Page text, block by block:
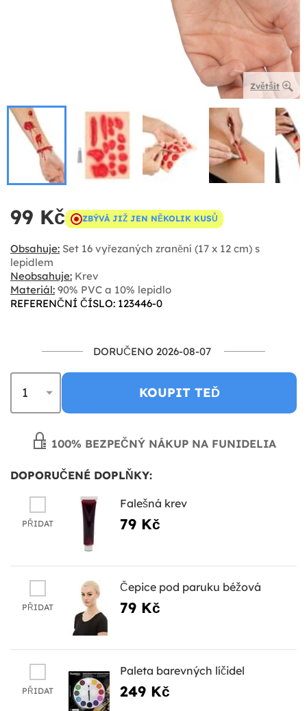
Zvětšit
99 Kč ZBÝVÁ JIŽ JEN NĚKOLIK KUSŮ
Obsahuje: Set 16 vyřezaných zranění (17 x 12 cm) s
lepidlem
Neobsahuje: Krev
Materiál: 90% PVC a 10% lepidlo
REFERENČNÍ ČÍSLO: 123446-0
DORUČENO 2026-08-07
KOUPIT TEĎ
100% BEZPEČNÝ NÁKUP NA FUNIDELIA
DOPORUČENÉ DOPLŇKY:
PŘIDAT
Falešná krev
79 Kč
PŘIDAT
Čepice pod paruku béžová
79 Kč
PŘIDAT
Paleta barevných líčidel
249 Kč